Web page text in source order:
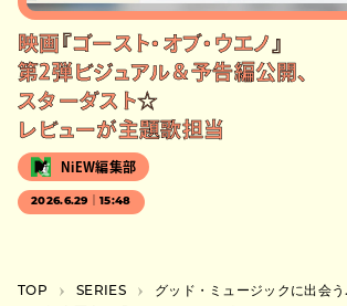
映画『ゴースト・オブ・ウエノ』
第2弾ビジュアル＆予告編公開、
スターダスト☆
レビューが主題歌担当
NiEW編集部
2026.6.29｜15:48
TOP SERIES
グッド・ミュージックに出会う場所